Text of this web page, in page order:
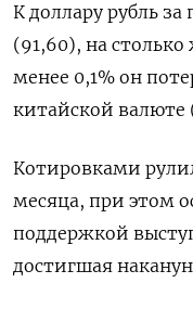
К доллару рубль
(91,60), на
менее 0,1% он
китайской валюте
Котировками
месяца, при этом
поддержкой
достигшая